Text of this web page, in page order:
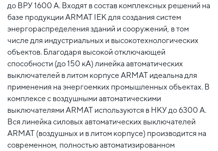
до ВРУ 1600 А. Входят в состав комплексных решений на
базе продукции ARMAT IEK для создания систем
энергораспределения зданий и сооружений, в том
числе для индустриальных и высокотехнологических
объектов. Благодаря высокой отключающей
способности (до 150 кА) линейка автоматических
выключателей в литом корпусе ARMAT идеальна для
применения на энергоемких промышленных объектах. В
комплексе с воздушными автоматическими
выключателями ARMAT используются в НКУ до 6300 А.
Вся линейка силовых автоматических выключателей
ARMAT (воздушных и в литом корпусе) производится на
современном, полностью автоматизированном